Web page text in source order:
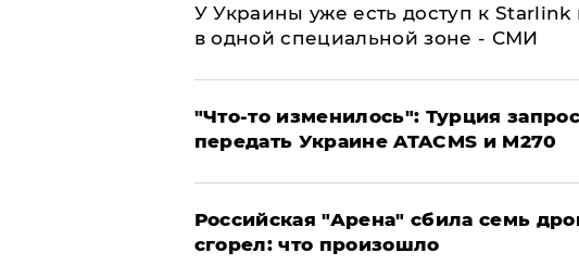
У Украины уже есть доступ к
в одной специальной зоне - СМИ
​"Что-то изменилось": Турция
передать Украине ATACMS и M270
​Российская "Арена" сбила семь
сгорел: что произошло